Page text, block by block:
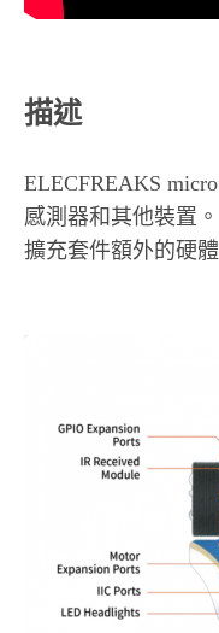
描述
ELECFREAKS
感測器和其他裝置
擴充套件額外的硬